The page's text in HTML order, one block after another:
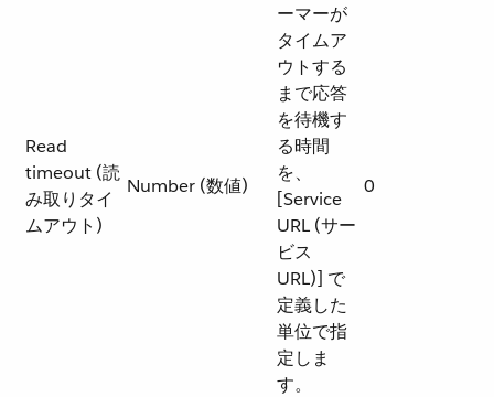
Read
timeout (読
み取りタイ
ムアウト)
Number (数値)
ーマーが
タイムア
ウトする
まで応答
を待機す
る時間
を、
[Service
URL (サー
ビス
URL)] で
定義した
単位で指
定しま
す。
0